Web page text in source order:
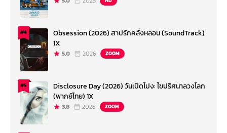
#4
Obsession (2026) สาปรักคลั่งหลอน (SoundTrack)
1X
5.0 2026 ZOOM
#5
Disclosure Day (2026) วันเปิดโปง: ไขปริศนาลวงโลก
(พากย์ไทย) 1X
3.8 2026 ZOOM